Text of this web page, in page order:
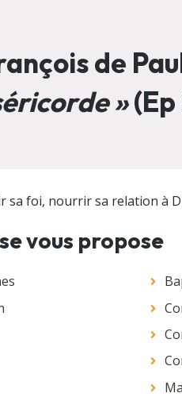
de
»(Ep
sa foi, nourrir sa relation à
vous propose